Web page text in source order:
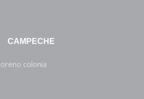
CAMPECHE
colonia